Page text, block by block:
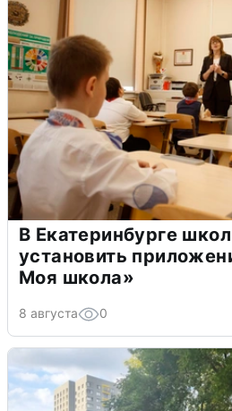
В Екатеринбурге
установить
Моя школа»
8 августа 0